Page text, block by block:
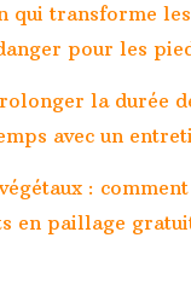
qui transforme
pour les
la durée
avec un
:
en paillage